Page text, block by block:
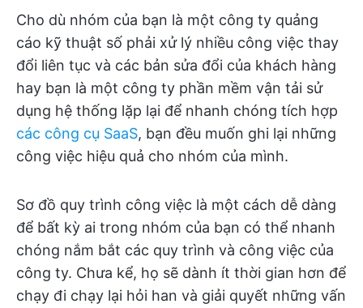
Cho dù nhóm của bạn là một công ty quảng
cáo kỹ thuật số phải xử lý nhiều công việc thay
đổi liên tục và các bản sửa đổi của khách hàng
hay bạn là một công ty phần mềm vận tải sử
dụng hệ thống lặp lại để nhanh chóng tích hợp
các công cụ SaaS, bạn đều muốn ghi lại những
công việc hiệu quả cho nhóm của mình.
Sơ đồ quy trình công việc là một cách dễ dàng
để bất kỳ ai trong nhóm của bạn có thể nhanh
chóng nắm bắt các quy trình và công việc của
công ty. Chưa kể, họ sẽ dành ít thời gian hơn để
chạy đi chạy lại hỏi han và giải quyết những vấn